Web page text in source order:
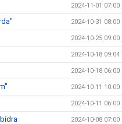
2024-11-01 07:00
2024-10-31 08:00
2024-10-25 09:00
2024-10-18 09:04
2024-10-18 06:00
2024-10-11 10:00
2024-10-11 06:00
2024-10-08 07:00